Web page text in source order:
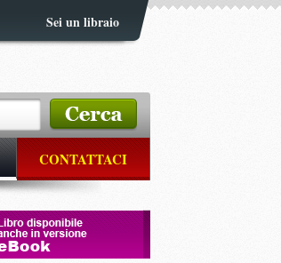
Sei un libraio
CONTATTACI